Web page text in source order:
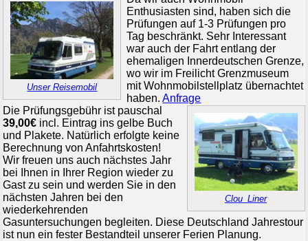
Unser Reisemobil
Enthusiasten sind, haben sich die
Prüfungen auf 1-3 Prüfungen pro
Tag beschränkt. Sehr Interessant
war auch der Fahrt entlang der
ehemaligen Innerdeutschen Grenze,
wo wir im Freilicht Grenzmuseum
mit Wohnmobilstellplatz übernachtet
haben.Anfrage
Clou_Liner
Die Prüfungsgebühr ist pauschal
39,00€ incl. Eintrag ins gelbe Buch
und Plakete. Natürlich erfolgte keine
Berechnung von Anfahrtskosten!
Wir freuen uns auch nächstes Jahr
bei Ihnen in Ihrer Region wieder zu
Gast zu sein und werden Sie in den
nächsten Jahren bei den
wiederkehrenden
Gasuntersuchungen begleiten. Diese Deutschland Jahrestour
ist nun ein fester Bestandteil unserer Ferien Planung.